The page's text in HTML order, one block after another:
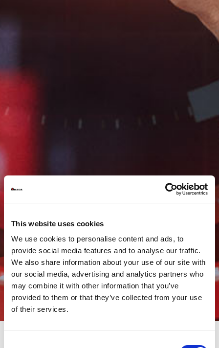
This website uses cookies
We use cookies to personalise content and ads, to
provide social media features and to analyse our traffic.
We also share information about your use of our site with
our social media, advertising and analytics partners who
may combine it with other information that you’ve
provided to them or that they’ve collected from your use
of their services.